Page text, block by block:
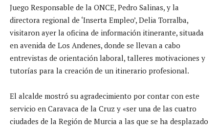
Juego Responsable de la ONCE, Pedro Salinas, y la
directora regional de ‘Inserta Empleo’, Delia Torralba,
visitaron ayer la oficina de información itinerante, situada
en avenida de Los Andenes, donde se llevan a cabo
entrevistas de orientación laboral, talleres motivaciones y
tutorías para la creación de un itinerario profesional.
El alcalde mostró su agradecimiento por contar con este
servicio en Caravaca de la Cruz y «ser una de las cuatro
ciudades de la Región de Murcia a las que se ha desplazado